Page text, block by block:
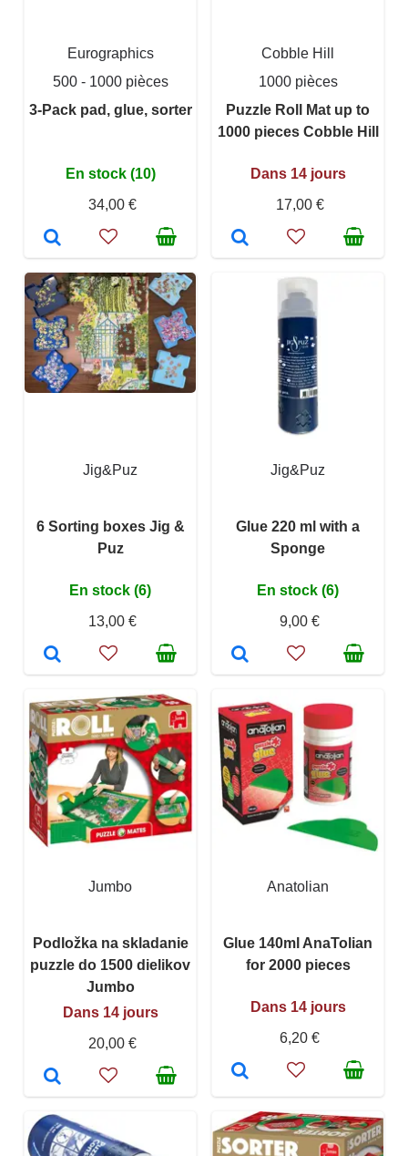
Eurographics
500 - 1000 pièces
3-Pack pad, glue, sorter
En stock (10)
34,00 €
Cobble Hill
1000 pièces
Puzzle Roll Mat up to
1000 pieces Cobble Hill
Dans 14 jours
17,00 €
Jig&Puz
6 Sorting boxes Jig &
Puz
En stock (6)
13,00 €
Jig&Puz
Glue 220 ml with a
Sponge
En stock (6)
9,00 €
Jumbo
Podložka na skladanie
puzzle do 1500 dielikov
Jumbo
Dans 14 jours
20,00 €
Anatolian
Glue 140ml AnaTolian
for 2000 pieces
Dans 14 jours
6,20 €